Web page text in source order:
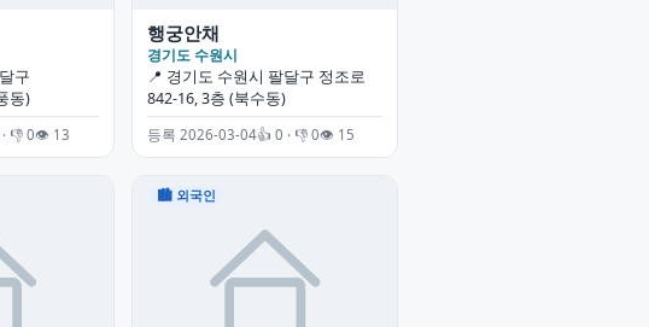
구
동)
👎 0👁 13
행궁안채
경기도 수원시
📍 경기도 수원시 팔달구 정조로
842-16, 3층 (북수동)
등록 2026-03-04👍 0 · 👎 0👁 15
🏙 외국인